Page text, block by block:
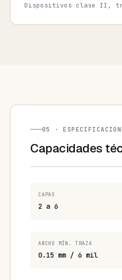
Dispositivos clase II,
05 ·
Capacidades
CAPAS
2 a 6
ANCHO MÍN. TRAZA
0.15 mm / 6 mil